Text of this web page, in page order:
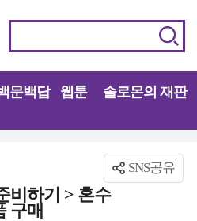
문백답 웹툰 솔로몬의 재판
SNS공유
비하기 > 혼수
구매